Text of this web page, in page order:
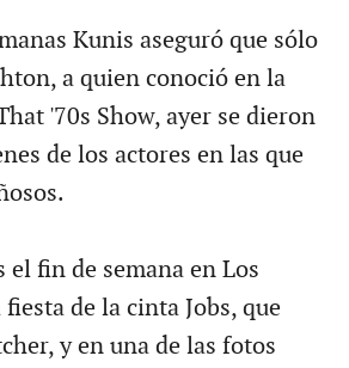
Kunis aseguró que sólo
a quien conoció en la
'70s Show, ayer se dieron
de los actores en las que
el fin de semana en Los
de la cinta Jobs, que
y en una de las fotos